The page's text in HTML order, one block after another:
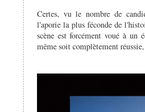
Certes, vu le nombre de
l'aporie la plus féconde de
scène est forcément voué à un
même soit complètement